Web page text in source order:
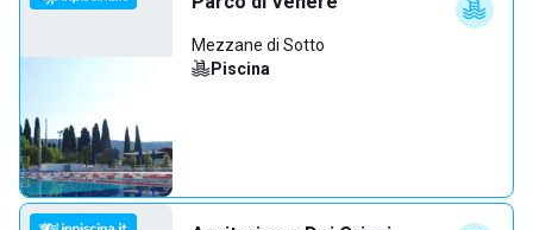
Mezzane di Sotto
Piscina